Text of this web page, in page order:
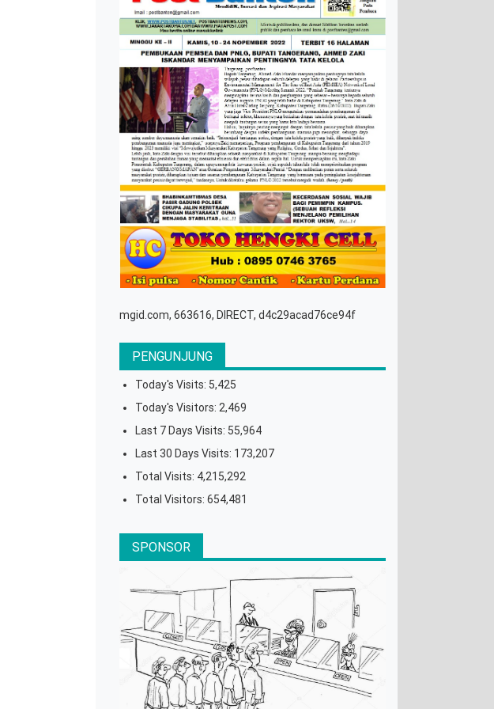
mgid.com, 663616, DIRECT, d4c29acad76ce94f
PENGUNJUNG
Today's Visits: 5,425
Today's Visitors: 2,469
Last 7 Days Visits: 55,964
Last 30 Days Visits: 173,207
Total Visits: 4,215,292
Total Visitors:654,481
SPONSOR